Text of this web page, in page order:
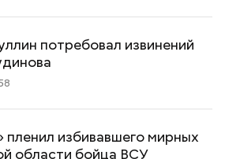
потребовал извинений
избивавшего мирных
области бойца ВСУ